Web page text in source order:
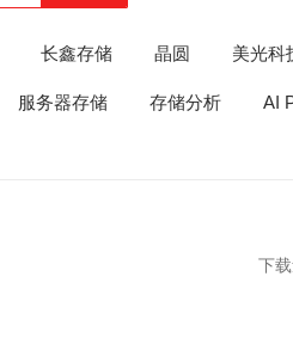
长鑫存储 晶圆 美光科
服务器存储 存储分析 AI
下